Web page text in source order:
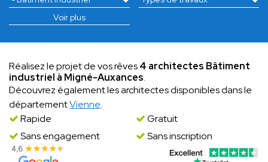
Voir plus
Réalisez le projet de vos rêves4 architectes Bâtiment
industriel à Migné-Auxances.
Découvrez également les architectes disponibles dans le
départementVienne.
Rapide
Gratuit
Sans engagement
Sans inscription